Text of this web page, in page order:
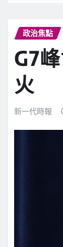
政治焦點
G7
火
新一代時報